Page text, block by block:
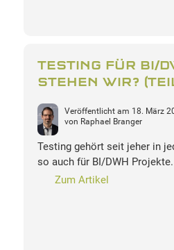
TESTING FÜR BI/
STEHEN WIR?
Veröffentlicht am 18. März
von Raphael Branger
Testing gehört seit jeher in
so auch für BI/DWH
Zum Artikel